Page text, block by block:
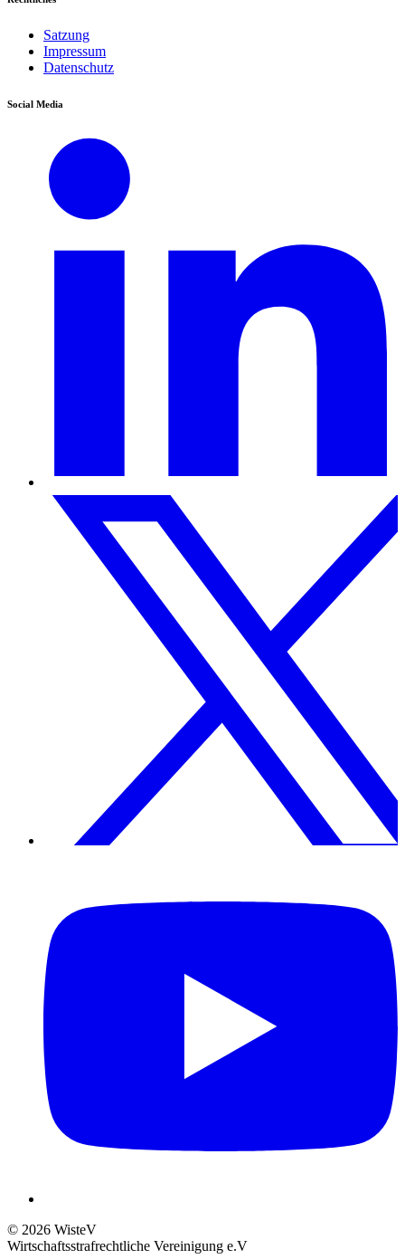
Satzung
Impressum
Datenschutz
Social Media
© 2026 WisteV
Wirtschaftsstrafrechtliche Vereinigung e.V